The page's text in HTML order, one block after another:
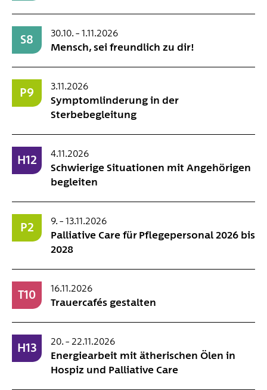
S8
30.10. – 1.11.2026
Mensch, sei freundlich zu dir!
P9
3.11.2026
Symptomlinderung in der
Sterbebegleitung
H12
4.11.2026
Schwierige Situationen mit Angehörigen
begleiten
P2
9. – 13.11.2026
Palliative Care für Pflegepersonal 2026 bis
2028
T10
16.11.2026
Trauercafés gestalten
H13
20. – 22.11.2026
Energiearbeit mit ätherischen Ölen in
Hospiz und Palliative Care